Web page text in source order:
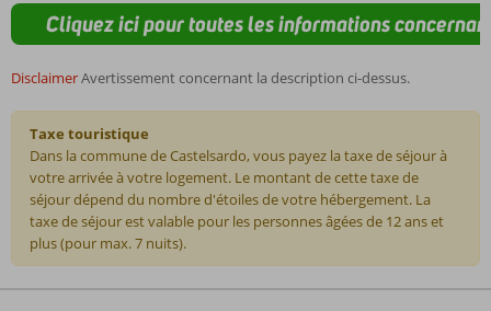
Cliquez ici pour toutes les informations
DisclaimerAvertissement concernant la description ci-dessus.
Taxe touristique
Dans la commune de Castelsardo, vous payez la taxe de séjour à
votre arrivée à votre logement. Le montant de cette taxe de
séjour dépend du nombre d'étoiles de votre hébergement. La
taxe de séjour est valable pour les personnes âgées de 12 ans et
plus (pour max. 7 nuits).